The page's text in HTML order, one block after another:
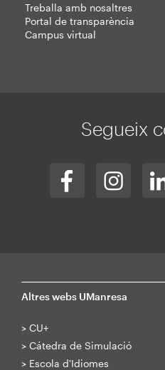
Treballa amb nosaltres
Portal de transparència
Campus virtual
Segueix
Altres webs UManresa
> CU+
> Cátedra de Simulació
> Escola d'Idiomes